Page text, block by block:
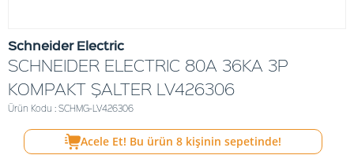
Schneider Electric
SCHNEIDER ELECTRIC 80A 36KA 3P
KOMPAKT ŞALTER LV426306
Ürün Kodu : SCHMG-LV426306
Acele Et! Bu ürün 8 kişinin sepetinde!